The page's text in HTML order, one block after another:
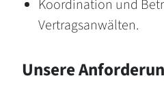
Koordination und
Vertragsanwälten.
Unsere